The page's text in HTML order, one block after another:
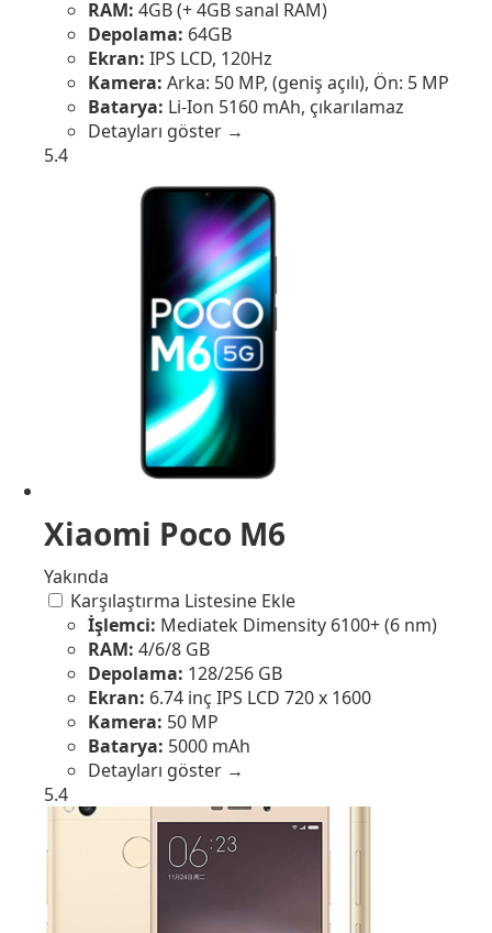
RAM: 4GB (+ 4GB sanal RAM)
Depolama: 64GB
Ekran: IPS LCD, 120Hz
Kamera: Arka: 50 MP, (geniş açılı), Ön: 5 MP
Batarya: Li-Ion 5160 mAh, çıkarılamaz
Detayları göster →
5.4
Xiaomi Poco M6
Yakında
Karşılaştırma Listesine Ekle
İşlemci: Mediatek Dimensity 6100+ (6 nm)
RAM: 4/6/8 GB
Depolama: 128/256 GB
Ekran: 6.74 inç IPS LCD 720 x 1600
Kamera: 50 MP
Batarya: 5000 mAh
Detayları göster →
5.4